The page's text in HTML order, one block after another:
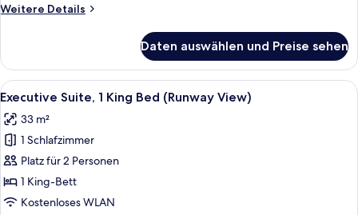
(Runway
Weitere Details
Weitere
Room,
Queen
(Runway
View)
Daten auswählen und Preise sehen
Alle
Fotos
für
Executive
Suite,
1
King
Hochwertige Bettwaren,
7
Executive Suite, 1 King Bed (Runway View)
33 m²
1 Schlafzimmer
Platz für 2 Personen
1 King-Bett
Kostenloses WLAN